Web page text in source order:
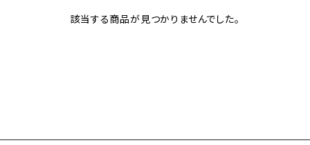
該当する商品が見つかりませんでした。